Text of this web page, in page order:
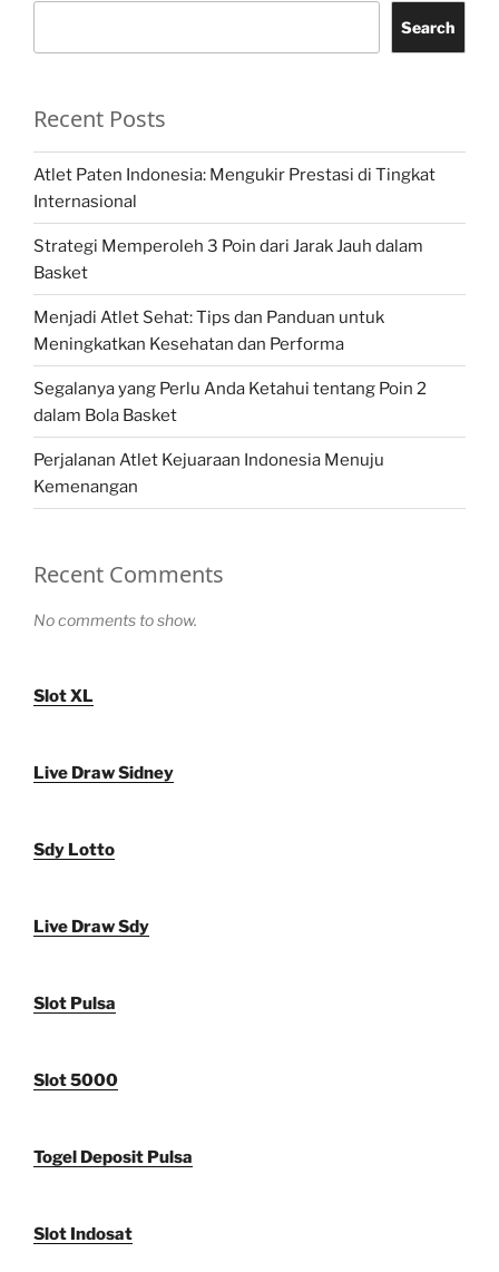
Search
Recent Posts
Atlet Paten Indonesia: Mengukir Prestasi di Tingkat
Internasional
Strategi Memperoleh 3 Poin dari Jarak Jauh dalam
Basket
Menjadi Atlet Sehat: Tips dan Panduan untuk
Meningkatkan Kesehatan dan Performa
Segalanya yang Perlu Anda Ketahui tentang Poin 2
dalam Bola Basket
Perjalanan Atlet Kejuaraan Indonesia Menuju
Kemenangan
Recent Comments
No comments to show.
Slot XL
Live Draw Sidney
Sdy Lotto
Live Draw Sdy
Slot Pulsa
Slot 5000
Togel Deposit Pulsa
Slot Indosat